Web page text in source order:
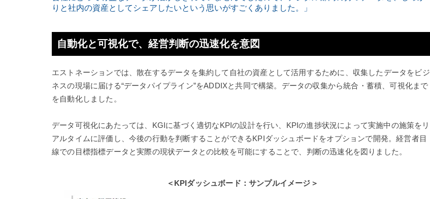
りと社内の資産としてシェアしたいという思いがすごくありました。」
自動化と可視化で、経営判断の迅速化を意図
エストネーションでは、散在するデータを集約して自社の資産として活用するために、収集したデータをビジ
ネスの現場に届ける“データパイプライン”をADDIXと共同で構築。データの収集から統合・蓄積、可視化まで
を自動化しました。
データ可視化にあたっては、KGIに基づく適切なKPIの設計を行い、KPIの進捗状況によって実施中の施策をリ
アルタイムに評価し、今後の行動を判断することができるKPIダッシュボードをオプションで開発。経営者目
線での目標指標データと実際の現状データとの比較を可能にすることで、判断の迅速化を図りました。
＜KPIダッシュボード：サンプルイメージ＞